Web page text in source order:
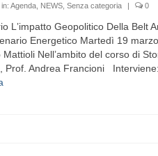
Agenda, NEWS, Senza categoria | 0
Lʼimpatto Geopolitico Della Belt
Energetico Martedì 19
Mattioli Nell’ambito del corso di
Prof. Andrea Francioni